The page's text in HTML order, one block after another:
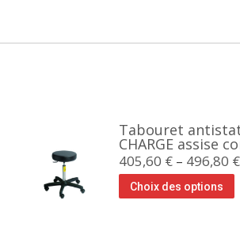
Tabouret
CHARGE assise
405,60 € – 496,80 €
Choix des options